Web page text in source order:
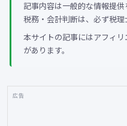
記事内容は一般的な情報提
税務・会計判断は、必ず税理
本サイトの記事にはアフィ
があります。
広告